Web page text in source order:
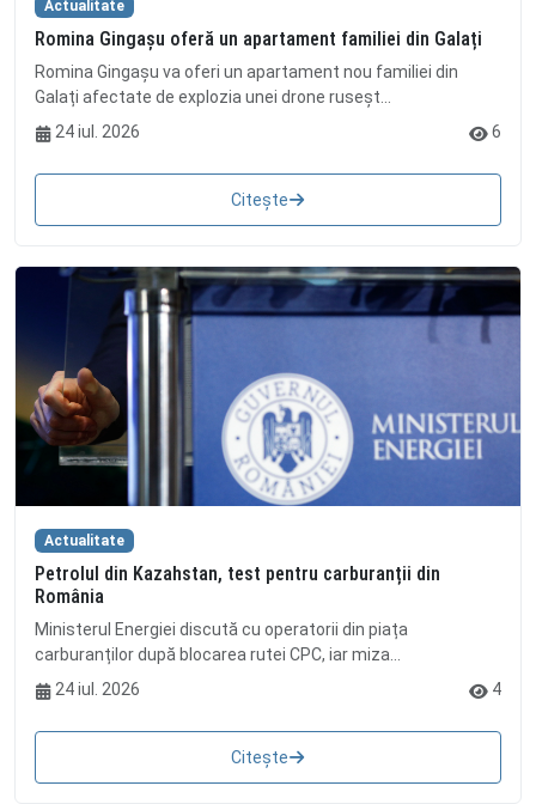
Actualitate
Romina Gingașu oferă un apartament familiei din Galați
Romina Gingașu va oferi un apartament nou familiei din
Galați afectate de explozia unei drone ruseșt...
24 iul. 2026
6
Citește
Actualitate
Petrolul din Kazahstan, test pentru carburanții din
România
Ministerul Energiei discută cu operatorii din piața
carburanților după blocarea rutei CPC, iar miza...
24 iul. 2026
4
Citește